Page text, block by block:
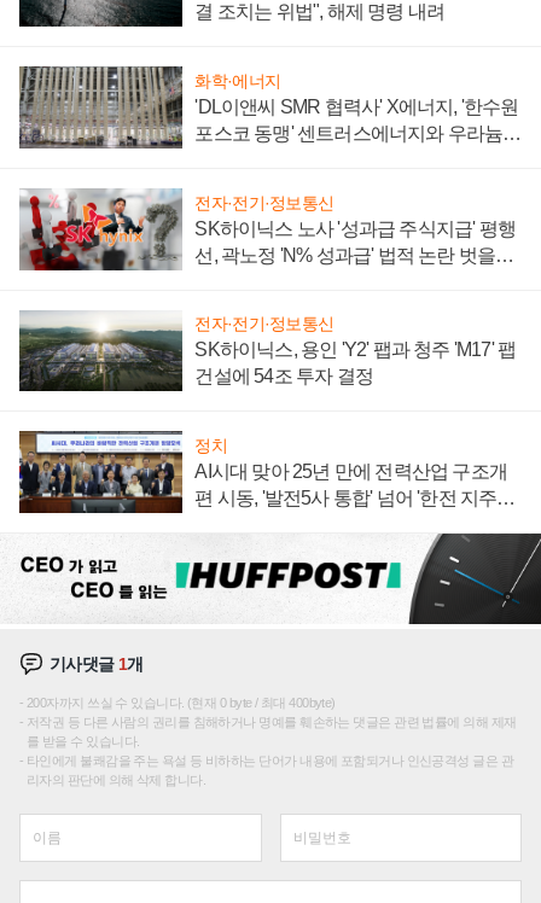
결 조치는 위법", 해제 명령 내려
화학·에너지
'DL이앤씨 SMR 협력사' X에너지, '한수원
포스코 동맹' 센트러스에너지와 우라늄
전자·전기·정보통신
SK하이닉스 노사 '성과급 주식지급' 평행
선, 곽노정 'N% 성과급' 법적 논란 벗을지
전자·전기·정보통신
SK하이닉스, 용인 'Y2' 팹과 청주 'M17' 팹
건설에 54조 투자 결정
정치
AI시대 맞아 25년 만에 전력산업 구조개
편 시동, '발전5사 통합' 넘어 '한전 지주사'
기사댓글 1개
200자까지 쓰실 수 있습니다. (현재 0 byte / 최대 400byte)
저작권 등 다른 사람의 권리를 침해하거나 명예를 훼손하는 댓글은 관련 법률에 의해 제재
를 받을 수 있습니다.
타인에게 불쾌감을 주는 욕설 등 비하하는 단어가 내용에 포함되거나 인신공격성 글은 관
리자의 판단에 의해 삭제 합니다.